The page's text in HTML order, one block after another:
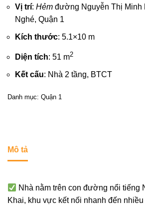
Vị trí: Hẻm đường Nguyễn Thị Minh
Nghé, Quận 1
Kích thước: 5.1×10 m
Diện tích: 51 m2
Kết cấu: Nhà 2 tầng, BTCT
Danh mục: Quận 1
Mô tả
Nhà nằm trên con đường nổi tiếng
Khai, khu vực kết nối nhanh đến